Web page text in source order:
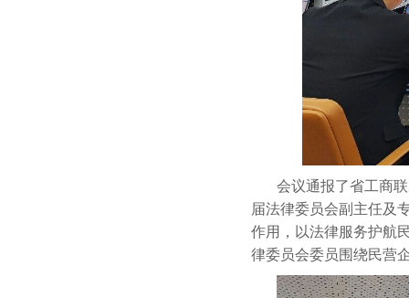
会议通报了省工商
届法律委员会副主任及
作用，以法律服务护航
律委员会委员围绕民营